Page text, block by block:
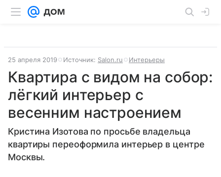
25 апреля 2019 Источник: Salon.ru Интерьеры
Квартира с видом на собор:
лёгкий интерьер с
весенним настроением
Кристина Изотова по просьбе владельца
квартиры переоформила интерьер в центре
Москвы.